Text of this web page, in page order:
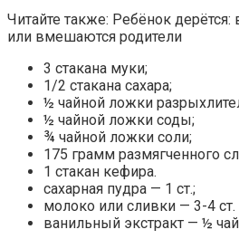
Читайте также: Ребёнок
или вмешаются родители
3 стакана муки;
1/2 стакана сахара;
½ чайной ложки
½ чайной ложки соды;
¾ чайной ложки соли;
175 грамм размягченного
1 стакан кефира.
сахарная пудра — 1 ст.;
молоко или сливки — 3-4 ст.
ванильный экстракт — ½